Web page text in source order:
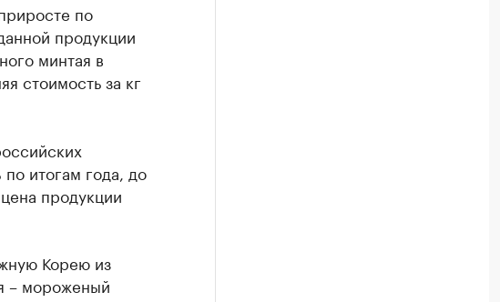
по
продукции
минтая в
стоимость за кг
итогам года, до
продукции
Корею из
– мороженый